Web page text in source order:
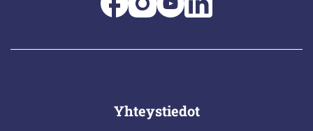
Yhteystiedot